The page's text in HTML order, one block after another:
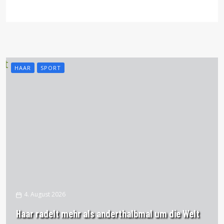
HAAR SPORT
4. August 2026
Haar radelt mehr als anderthalbmal um die Welt